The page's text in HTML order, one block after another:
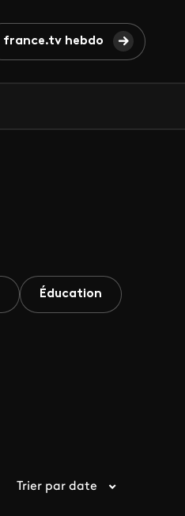
france.tv hebdo
Éducation
Trier par date